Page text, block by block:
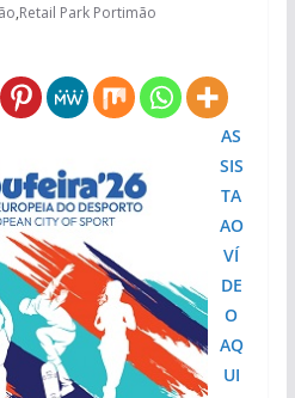
,Retail Park Portimão
AS
SIS
TA
AO
VÍ
DE
O
AQ
UI